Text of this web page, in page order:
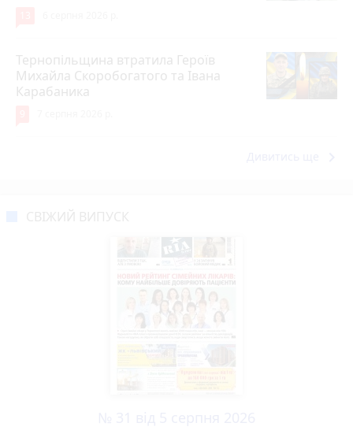
Тернопільщина втратила Героїв
Михайла Скоробогатого та Івана
Карабаника